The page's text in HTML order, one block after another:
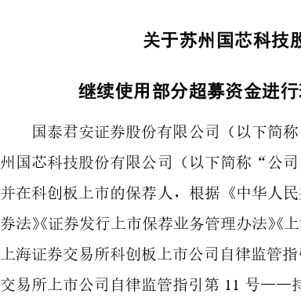
关于苏州 国芯科技
继续使用部分超募资金进
国泰君安证券股份有限公司（以下简称
州国芯科技股份有限公司（以下简称“公司
并在科创板上市的保荐 人 ，根据《中华人
券法》《证券发行上市保荐业务管理办法》
上海证券交易所科创板上市公司自律监管
交易所上市公司自律监管指引第 11 号——